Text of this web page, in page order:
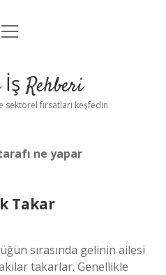
Uyarı
menüyü
Rehberi
sektörel fırsatları keşfedin
ne yapar
Takar
sırasında gelinin ailesi
takarlar. Genellikle